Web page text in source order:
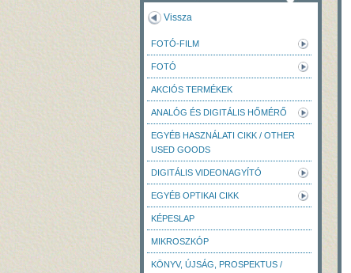
Vissza
FOTÓ-FILM
FOTÓ
AKCIÓS TERMÉKEK
ANALÓG ÉS DIGITÁLIS HŐMÉRŐ
EGYÉB HASZNÁLATI CIKK / OTHER
USED GOODS
DIGITÁLIS VIDEONAGYÍTÓ
EGYÉB OPTIKAI CIKK
KÉPESLAP
MIKROSZKÓP
KÖNYV, ÚJSÁG, PROSPEKTUS /